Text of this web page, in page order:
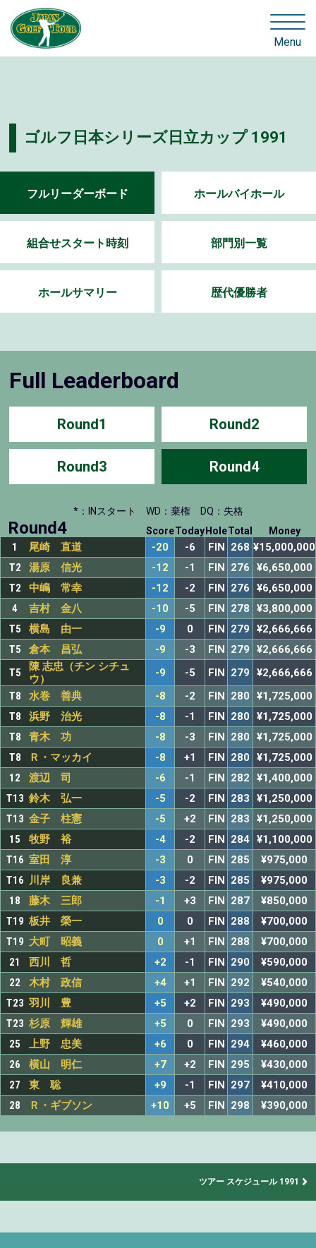
Menu
ゴルフ日本シリーズ日立カップ 1991
フルリーダーボード ホールバイホール
組合せスタート時刻 部門別一覧
ホールサマリー 歴代優勝者
Full Leaderboard
Round1 Round2
Round3 Round4
*：INスタート WD：棄権 DQ：失格
Round4 ScoreToday HoleTotal Money
1 尾崎 直道 -20 -6 FIN 268 ¥15,000,000
T2
湯原 信光 -12 -1 FIN 276
¥6,650,000
T2
中嶋 常幸 -12 -2 FIN 276
¥6,650,000
4
吉村 金八 -10 -5 FIN 278
¥3,800,000
T5
横島 由一 -9 0 FIN 279
¥2,666,666
T5
倉本 昌弘 -9 -3 FIN 279
¥2,666,666
T5
陳 志忠（チン シチュ
ウ）
-9 -5 FIN 279
¥2,666,666
T8
水巻 善典 -8 -2 FIN 280
¥1,725,000
T8
浜野 治光 -8 -1 FIN 280
¥1,725,000
T8
青木 功 -8 -3 FIN 280
¥1,725,000
T8
Ｒ・マッカイ -8 +1 FIN 280
¥1,725,000
12
渡辺 司 -6 -1 FIN 282
¥1,400,000
T13 鈴木 弘一 -5 -2 FIN 283
¥1,250,000
T13 金子 柱憲 -5 +2 FIN 283
¥1,250,000
15
牧野 裕 -4 -2 FIN 284 ¥1,100,000
T16 室田 淳 -3 0 FIN 285
¥975,000
T16 川岸 良兼 -3 -2 FIN 285
¥975,000
18
藤木 三郎 -1 +3 FIN 287
¥850,000
T19 板井 榮一 0 0 FIN 288
¥700,000
T19 大町 昭義 0 +1 FIN 288
¥700,000
21
西川 哲 +2 -1 FIN 290
¥590,000
22
木村 政信 +4 +1 FIN 292
¥540,000
T23 羽川 豊 +5 +2 FIN 293
¥490,000
T23 杉原 輝雄 +5 0 FIN 293
¥490,000
25
上野 忠美 +6 0 FIN 294
¥460,000
26
横山 明仁 +7 +2 FIN 295
¥430,000
27
東 聡 +9 -1 FIN 297
¥410,000
28
Ｒ・ギブソン +10 +5 FIN 298 ¥390,000
ツアー スケジュール 1991